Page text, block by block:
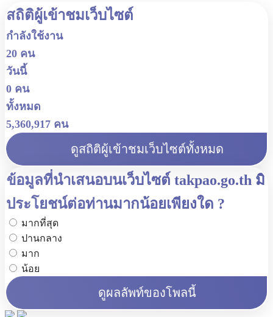
สถิติผู้เข้าชมเว็บไซต์
กำลังใช้งาน
20 คน
วันนี้
0 คน
ทั้งหมด
5,360,917 คน
ดูสถิติผู้เข้าชมเว็บไซต์ทั้งหมด
ข้อมูลที่นำเสนอบนเว็บไซต์ takpao.go.th มี
ประโยชน์ต่อท่านมากน้อยเพียงใด ?
มากที่สุด
ปานกลาง
มาก
น้อย
ดูผลลัพท์ของโพลนี้